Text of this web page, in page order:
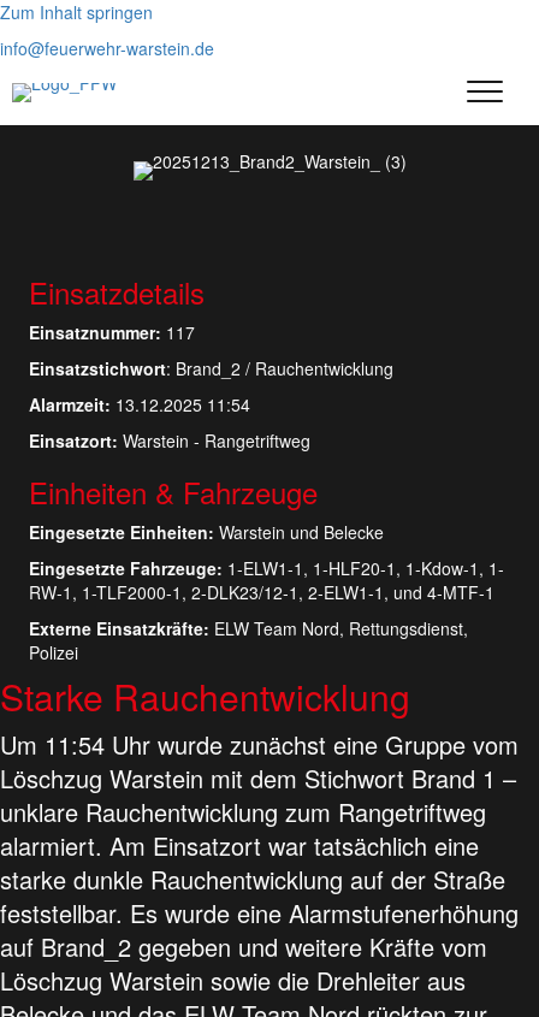
Zum Inhalt springen
info@feuerwehr-warstein.de
Einsatzdetails
Einsatznummer: 117
Einsatzstichwort: Brand_2 / Rauchentwicklung
Alarmzeit: 13.12.2025 11:54
Einsatzort: Warstein - Rangetriftweg
Einheiten & Fahrzeuge
Eingesetzte Einheiten: Warstein und Belecke
Eingesetzte Fahrzeuge: 1-ELW1-1, 1-HLF20-1, 1-Kdow-1, 1-
RW-1, 1-TLF2000-1, 2-DLK23/12-1, 2-ELW1-1, und 4-MTF-1
Externe Einsatzkräfte: ELW Team Nord, Rettungsdienst,
Polizei
Starke Rauchentwicklung
Um 11:54 Uhr wurde zunächst eine Gruppe vom
Löschzug Warstein mit dem Stichwort Brand 1 –
unklare Rauchentwicklung zum Rangetriftweg
alarmiert. Am Einsatzort war tatsächlich eine
starke dunkle Rauchentwicklung auf der Straße
feststellbar. Es wurde eine Alarmstufenerhöhung
auf Brand_2 gegeben und weitere Kräfte vom
Löschzug Warstein sowie die Drehleiter aus